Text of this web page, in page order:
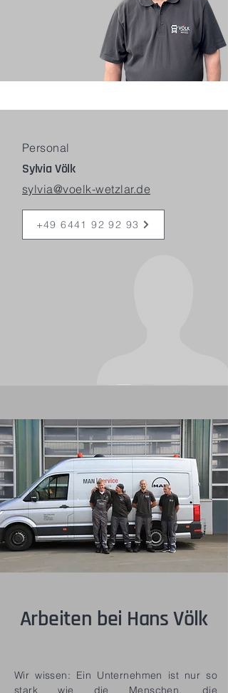
Personal
Sylvia Völk
sylvia@voelk-wetzlar.de
+49 6441 92 92 93
Arbeiten bei Hans Völk
Wir wissen: Ein Unternehmen ist nur so
stark wie die Menschen, die